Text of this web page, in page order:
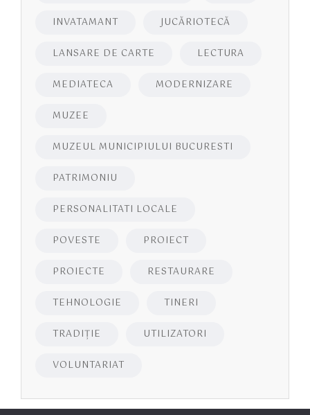
INVATAMANT JUCĂRIOTECĂ
LANSARE DE CARTE LECTURA
MEDIATECA MODERNIZARE
MUZEE
MUZEUL MUNICIPIULUI BUCURESTI
PATRIMONIU
PERSONALITATI LOCALE
POVESTE PROIECT
PROIECTE RESTAURARE
TEHNOLOGIE TINERI
TRADIȚIE UTILIZATORI
VOLUNTARIAT